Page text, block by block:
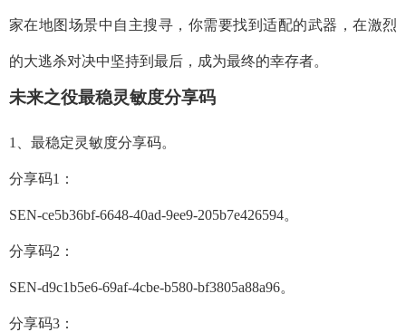
家在地图场景中自主搜寻，你需要找到适配的武器，在激烈
的大逃杀对决中坚持到最后，成为最终的幸存者。
未来之役最稳灵敏度分享码
1、 最稳定灵敏度分享码。
分享码1：
SEN-ce5b36bf-6648-40ad-9ee9-205b7e426594。
分享码2：
SEN-d9c1b5e6-69af-4cbe-b580-bf3805a88a96。
分享码3：